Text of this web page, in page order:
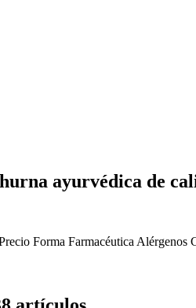
ayurvédica de
Forma Farmacéutica Alérgenos